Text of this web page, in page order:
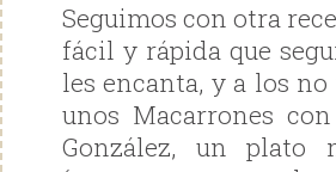
Seguimos con otra
fácil y rápida que
les encanta, y a los
unos Macarrones
González, un